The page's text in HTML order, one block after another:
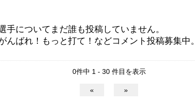
手についてまだ誰も投稿していません。
んばれ！もっと打て！などコメント投稿募集中。
0件中 1 - 30 件目を表示
« »